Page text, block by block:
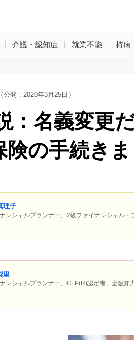
介護・認知症 就業不能 持病
（公開：2020年3月25日）
：名義変更
険の手続き
理子
ンシャルプランナー、2級ファイナンシャル
里
ンシャルプランナー、CFP(R)認定者、金融